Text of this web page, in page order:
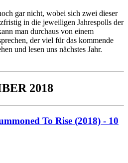
gar nicht, wobei sich zwei dieser
in die jeweiligen Jahrespolls der
man durchaus von einem
der viel für das kommende
und lesen uns nächstes Jahr.
2018
To Rise (2018) - 10